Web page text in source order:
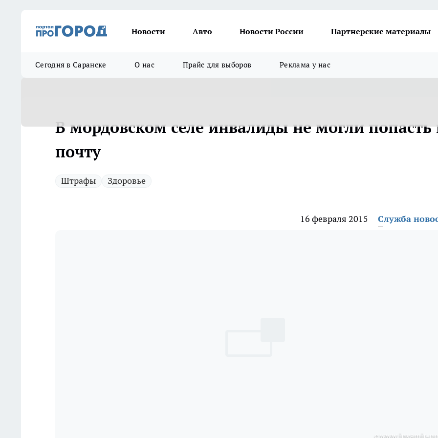
Новости Авто Новости России Партнерские материалы
Сегодня в Саранске О нас Прайс для выборов Реклама у нас
В мордовском селе инвалиды не могли попасть
почту
Штрафы Здоровье
16 февраля 2015 Служба
с www.invamir-